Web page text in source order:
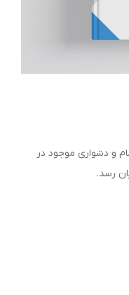
و دشواری موجود در
رسد.